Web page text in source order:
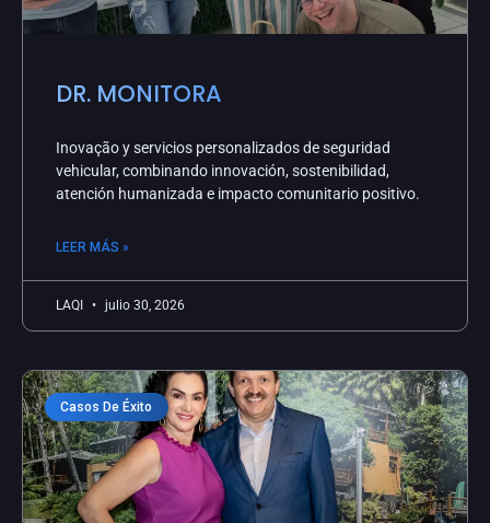
DR. MONITORA
Inovação y servicios personalizados de seguridad
vehicular, combinando innovación, sostenibilidad,
atención humanizada e impacto comunitario positivo.
LEER MÁS »
LAQI julio 30, 2026
Casos De Éxito